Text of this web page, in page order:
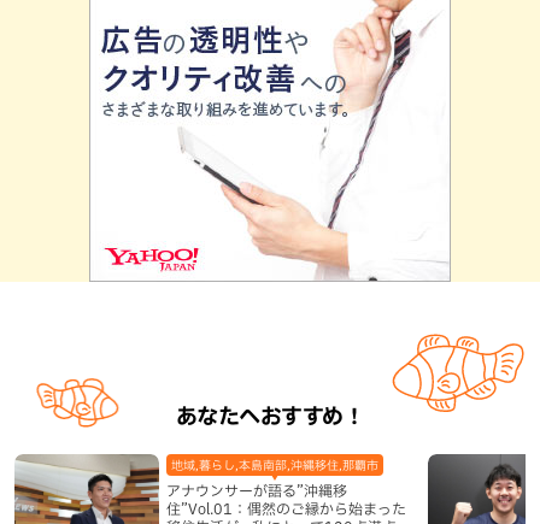
あなたへおすすめ！
アナウンサーが語る”沖縄移
住”Vol.01：偶然のご縁から始まった
地域,暮らし,本島南部,沖縄移住,那覇市